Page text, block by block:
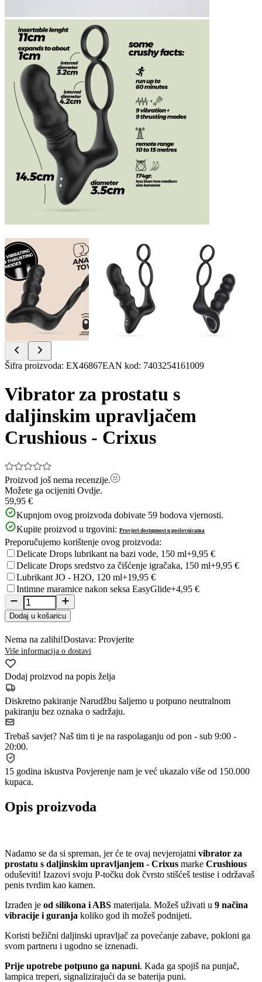
Item
of
8
Šifra proizvoda: EX46867EAN kod: 7403254161009
Vibrator za prostatu s
daljinskim upravljačem
Crushious - Crixus
Proizvod još nema recenzije.
Možete ga ocijeniti Ovdje.
59,95 €
Kupnjom ovog proizvoda dobivate 59 bodova vjernosti.
Kupite proizvod u trgovini: Provjeri dostupnost u poslovnicama
Preporučujemo korištenje ovog proizvoda:
Delicate Drops lubrikant na bazi vode, 150 ml+9,95 €
Delicate Drops sredstvo za čišćenje igračaka, 150 ml+9,95 €
Lubrikant JO - H2O, 120 ml+19,95 €
Intimne maramice nakon seksa EasyGlide+4,95 €
Dodaj u košaricu
Nema na zalihi!Dostava: Provjerite
Više informacija o dostavi
Dodaj proizvod na popis želja
Diskretno pakiranje Narudžbu šaljemo u potpuno neutralnom
pakiranju bez oznaka o sadržaju.
Trebaš savjet? Naš tim ti je na raspolaganju od pon - sub 9:00 -
20:00.
15 godina iskustva Povjerenje nam je već ukazalo više od 150.000
kupaca.
Opis proizvoda
Nadamo se da si spreman, jer će te ovaj nevjerojatni vibrator za
prostatu s daljinskim upravljanjem - Crixus marke Crushious
oduševiti! Izazovi svoju P-točku dok čvrsto stišćeš testise i održavaš
penis tvrdim kao kamen.
Izrađen je od silikona i ABS materijala. Možeš uživati ​​u 9 načina
vibracije i guranja koliko god ih možeš podnijeti.
Koristi bežični daljinski upravljač za povećanje zabave, pokloni ga
svom partneru i ugodno se iznenadi.
Prije upotrebe potpuno ga napuni. Kada ga spojiš na punjač, ​​
lampica treperi, signalizirajući da se baterija puni.